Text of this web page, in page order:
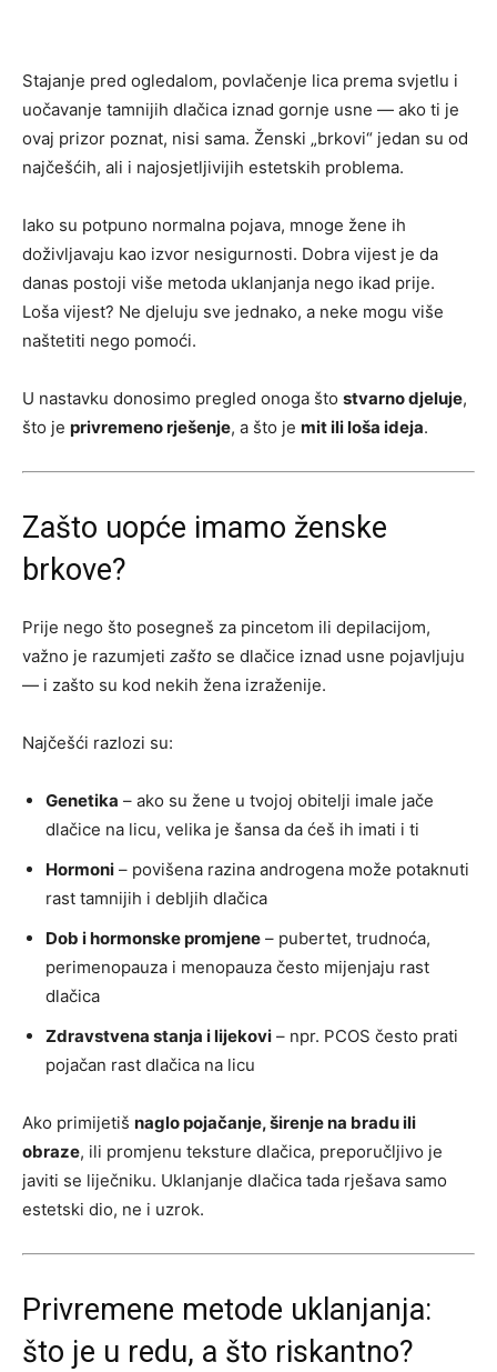
Stajanje pred ogledalom, povlačenje lica prema svjetlu i
uočavanje tamnijih dlačica iznad gornje usne — ako ti je
ovaj prizor poznat, nisi sama. Ženski „brkovi“ jedan su od
najčešćih, ali i najosjetljivijih estetskih problema.
Iako su potpuno normalna pojava, mnoge žene ih
doživljavaju kao izvor nesigurnosti. Dobra vijest je da
danas postoji više metoda uklanjanja nego ikad prije.
Loša vijest? Ne djeluju sve jednako, a neke mogu više
naštetiti nego pomoći.
U nastavku donosimo pregled onoga što stvarno djeluje,
što je privremeno rješenje, a što je mit ili loša ideja.
Zašto uopće imamo ženske
brkove?
Prije nego što posegneš za pincetom ili depilacijom,
važno je razumjeti zašto se dlačice iznad usne pojavljuju
— i zašto su kod nekih žena izraženije.
Najčešći razlozi su:
Genetika – ako su žene u tvojoj obitelji imale jače
dlačice na licu, velika je šansa da ćeš ih imati i ti
Hormoni – povišena razina androgena može potaknuti
rast tamnijih i debljih dlačica
Dob i hormonske promjene – pubertet, trudnoća,
perimenopauza i menopauza često mijenjaju rast
dlačica
Zdravstvena stanja i lijekovi – npr. PCOS često prati
pojačan rast dlačica na licu
Ako primijetiš naglo pojačanje, širenje na bradu ili
obraze, ili promjenu teksture dlačica, preporučljivo je
javiti se liječniku. Uklanjanje dlačica tada rješava samo
estetski dio, ne i uzrok.
Privremene metode uklanjanja:
što je u redu, a što riskantno?